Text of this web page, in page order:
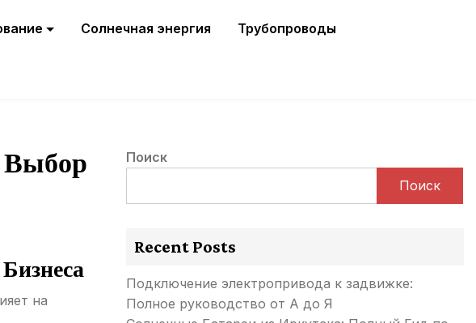
Солнечная энергия Трубопроводы
Выбор
на
Поиск
Поиск
Recent Posts
Подключение электропривода к задвижке:
Полное руководство от А до Я